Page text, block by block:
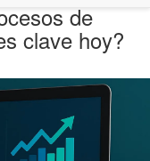
de
clave hoy?